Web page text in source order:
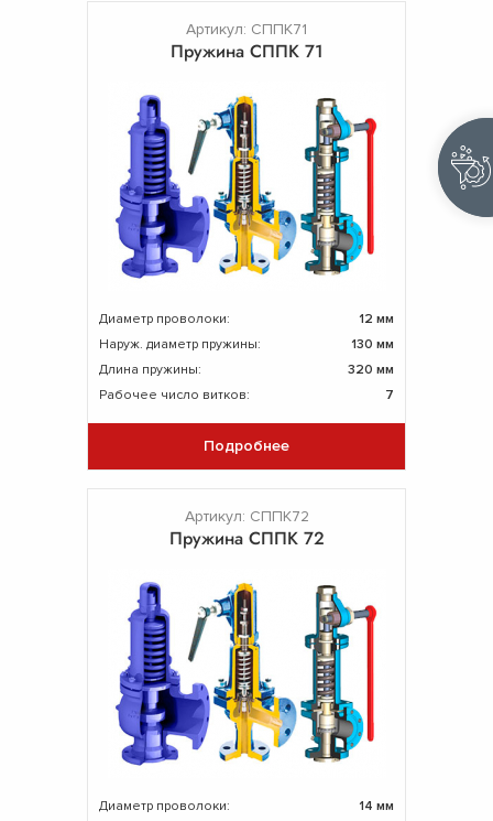
Артикул: СППК71
Пружина СППК 71
Диаметр проволоки:
12 мм
Наруж. диаметр пружины:
130 мм
Длина пружины:
320 мм
Рабочее число витков:
7
Подробнее
Артикул: СППК72
Пружина СППК 72
Диаметр проволоки:
14 мм